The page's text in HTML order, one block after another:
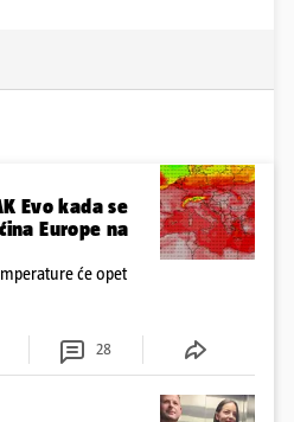
Evo kada se
Europe na
će opet
28